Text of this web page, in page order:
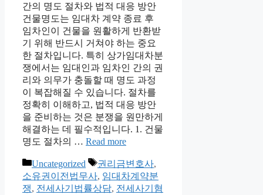
간의 명도 절차와 법적 대응 방안
건물명도는 임대차 계약 종료 후
임차인이 건물을 원활하게 반환받
기 위해 반드시 거쳐야 하는 중요
한 절차입니다. 특히 상가임대차분
쟁에서는 임대인과 임차인 간의 권
리와 의무가 충돌할 때 명도 과정
이 복잡해질 수 있습니다. 절차를
정확히 이해하고, 법적 대응 방안
을 준비하는 것은 분쟁을 원만하게
해결하는 데 필수적입니다. 1. 건물
명도 절차의 … Read more
Categories
Uncategorized Tags
권리금변호사,
소유권이전법무사, 임대차계약분
쟁, 전세사기법률상담, 전세사기혐